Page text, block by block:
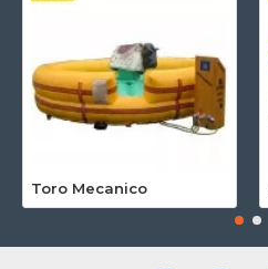
Toro Mecanico